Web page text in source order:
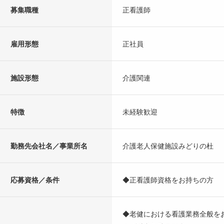
募集職種 正看護師
雇用形態 正社員
施設形態 介護関連
特徴 未経験歓迎
勤務先会社名／事業所名 介護老人保健施設みどりの杜
応募資格／条件 ◆正看護師資格をお持ちの方
◆老健における看護業務全般を